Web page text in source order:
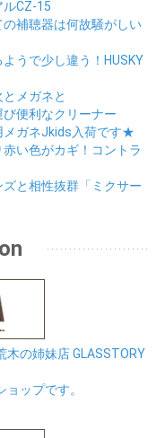
ルCZ-15
の補聴器は何故騒がしい
うで少し違う！HUSKY
メガネと
び便利なクリーナー
メガネJkids入荷です★
い色がカギ！コントラ
ズと相性抜群「ミクサー
の姉妹店 GLASSTORY
ップです。